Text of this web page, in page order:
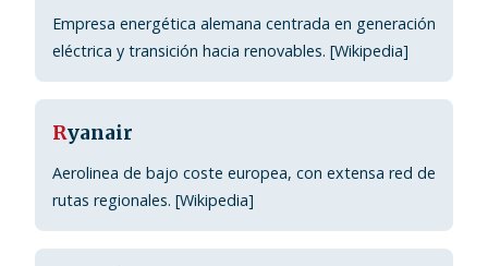
Empresa energética alemana centrada en generación
eléctrica y transición hacia renovables. [Wikipedia]
Ryanair
Aerolinea de bajo coste europea, con extensa red de
rutas regionales. [Wikipedia]